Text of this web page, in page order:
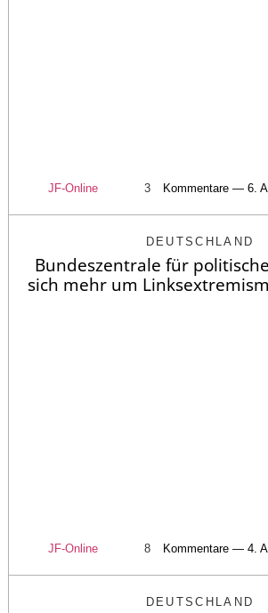
JF-Online 3 Kommentare — 6.
DEUTSCHLAND
Bundeszentrale für
sich mehr um
JF-Online 8 Kommentare — 4.
DEUTSCHLAND